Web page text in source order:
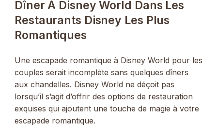
Dîner À Disney World Dans Les
Restaurants Disney Les Plus
Romantiques
Une escapade romantique à Disney World pour les
couples serait incomplète sans quelques dîners
aux chandelles. Disney World ne déçoit pas
lorsqu’il s’agit d’offrir des options de restauration
exquises qui ajoutent une touche de magie à votre
escapade romantique.